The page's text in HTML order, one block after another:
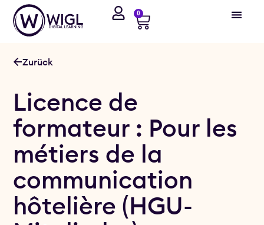
0
Zurück
Licence de
formateur : Pour les
métiers de la
communication
hôtelière (HGU-